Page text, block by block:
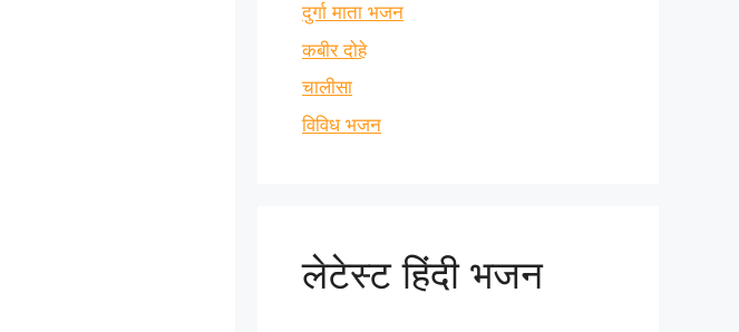
दुर्गा माता भजन
कबीर दोहे
चालीसा
विविध भजन
लेटेस्ट हिंदी भजन